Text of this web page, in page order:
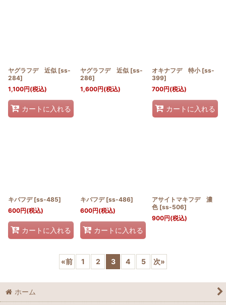
ヤグラフデ 近似 [ss-
284]
1,100円(税込)
カートに入れる
ヤグラフデ 近似 [ss-
286]
1,600円(税込)
オキナフデ 特小 [ss-
399]
700円(税込)
カートに入れる
キバフデ [ss-485]
600円(税込)
カートに入れる
キバフデ [ss-486]
600円(税込)
カートに入れる
アサイトマキフデ 濃
色 [ss-506]
900円(税込)
«前 1 2 3 4 5 次»
ホーム